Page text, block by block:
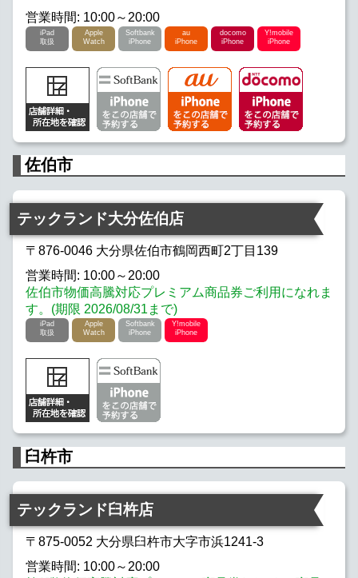
営業時間: 10:00～20:00
iPad
取扱
Apple
Watch
Softbank
iPhone
au
iPhone
docomo
iPhone
Y!mobile
iPhone
佐伯市
テックランド大分佐伯店
〒876-0046 大分県佐伯市鶴岡西町2丁目139
営業時間: 10:00～20:00
佐伯市物価高騰対応プレミアム商品券ご利用になれま
す。(期限 2026/08/31まで)
iPad
取扱
Apple
Watch
Softbank
iPhone
Y!mobile
iPhone
臼杵市
テックランド臼杵店
〒875-0052 大分県臼杵市大字市浜1241-3
営業時間: 10:00～20:00